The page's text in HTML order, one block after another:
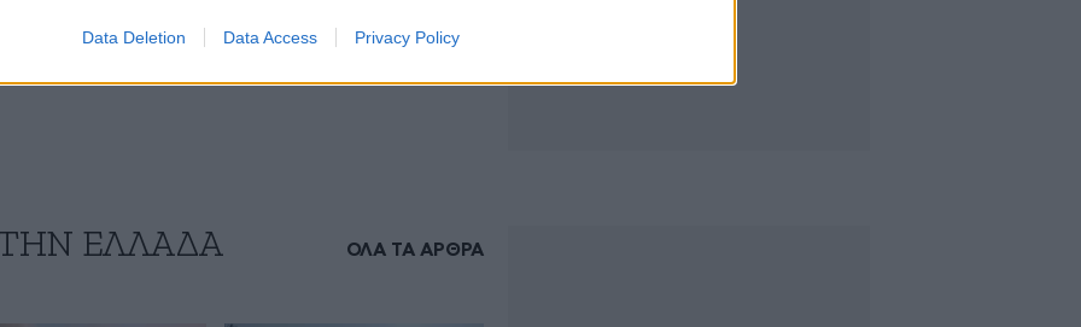
Data Deletion Data Access Privacy Policy
λόγω της υποχώρησης της οικοδομικής
στα νησιά.
ΕΛΛΑΔΑ ΟΛΑ ΤΑ ΑΡΘΡΑ